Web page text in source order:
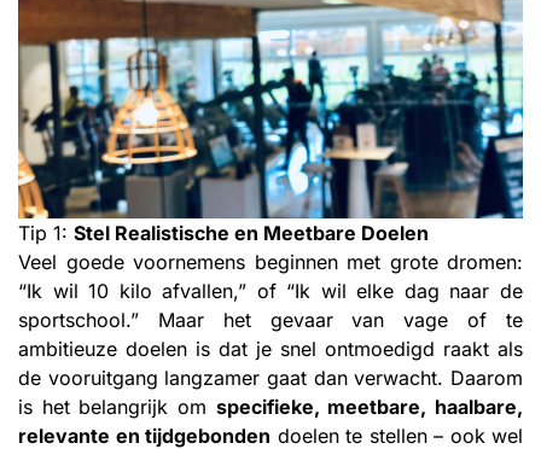
Tip 1: Stel Realistische en Meetbare Doelen
Veel goede voornemens beginnen met grote dromen:
“Ik wil 10 kilo afvallen,” of “Ik wil elke dag naar de
sportschool.” Maar het gevaar van vage of te
ambitieuze doelen is dat je snel ontmoedigd raakt als
de vooruitgang langzamer gaat dan verwacht. Daarom
is het belangrijk om specifieke, meetbare, haalbare,
relevante en tijdgebonden doelen te stellen – ook wel